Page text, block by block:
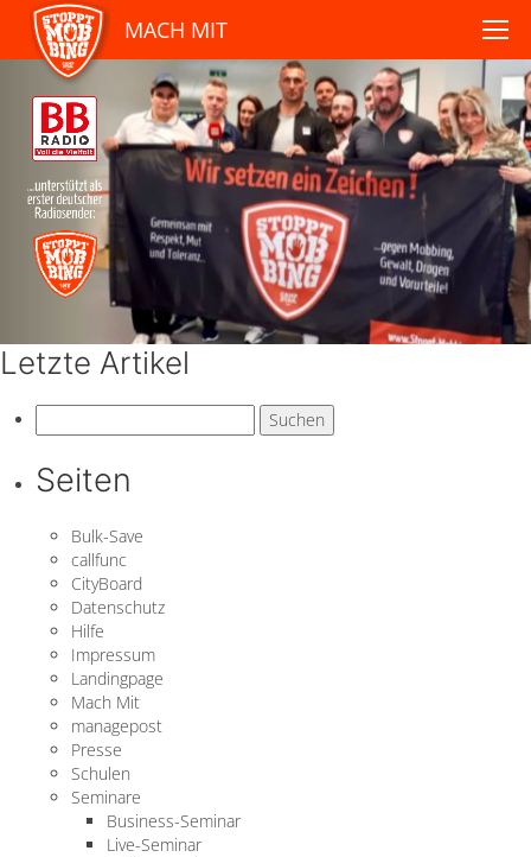
MACH MIT
Letzte Artikel
nach:
Seiten
Bulk-Save
callfunc
CityBoard
Datenschutz
Hilfe
Impressum
Landingpage
Mach Mit
managepost
Presse
Schulen
Seminare
Business-Seminar
Live-Seminar